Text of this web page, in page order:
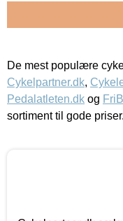
De mest populære
Cykelpartner.dk,
Pedalatleten.dk og
sortiment til gode priser.